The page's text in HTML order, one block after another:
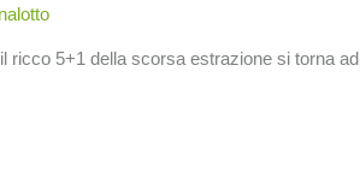
ricco 5+1 della scorsa estrazione si torna ad